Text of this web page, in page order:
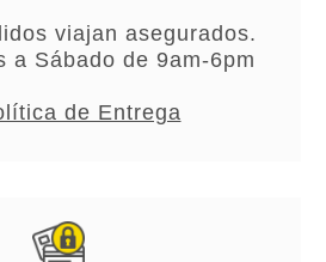
viajan asegurados.
a Sábado de 9am-6pm
de Entrega